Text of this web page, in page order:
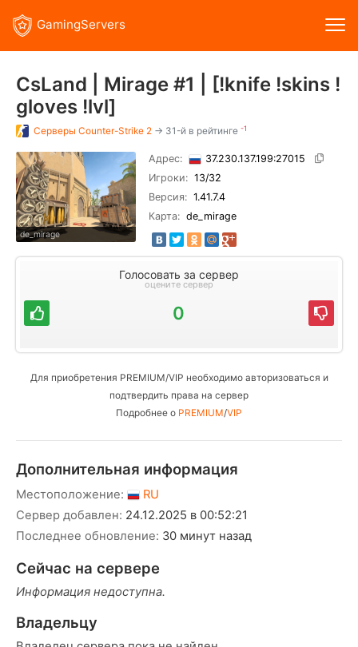
GamingServers
CsLand | Mirage #1 | [!knife !skins !
gloves !lvl]
Серверы Counter-Strike 2 → 31-й в рейтинге -1
de_mirage
Адрес:
37.230.137.199:27015
Игроки: 13/32
Версия: 1.41.7.4
Карта: de_mirage
Голосовать за сервер
оцените сервер
0
Для приобретения PREMIUM/VIP необходимо авторизоваться и
подтвердить права на сервер
Подробнее о PREMIUM/VIP
Дополнительная информация
Местоположение:
RU
Сервер добавлен: 24.12.2025 в 00:52:21
Последнее обновление: 30 минут назад
Сейчас на сервере
Информация недоступна.
Владельцу